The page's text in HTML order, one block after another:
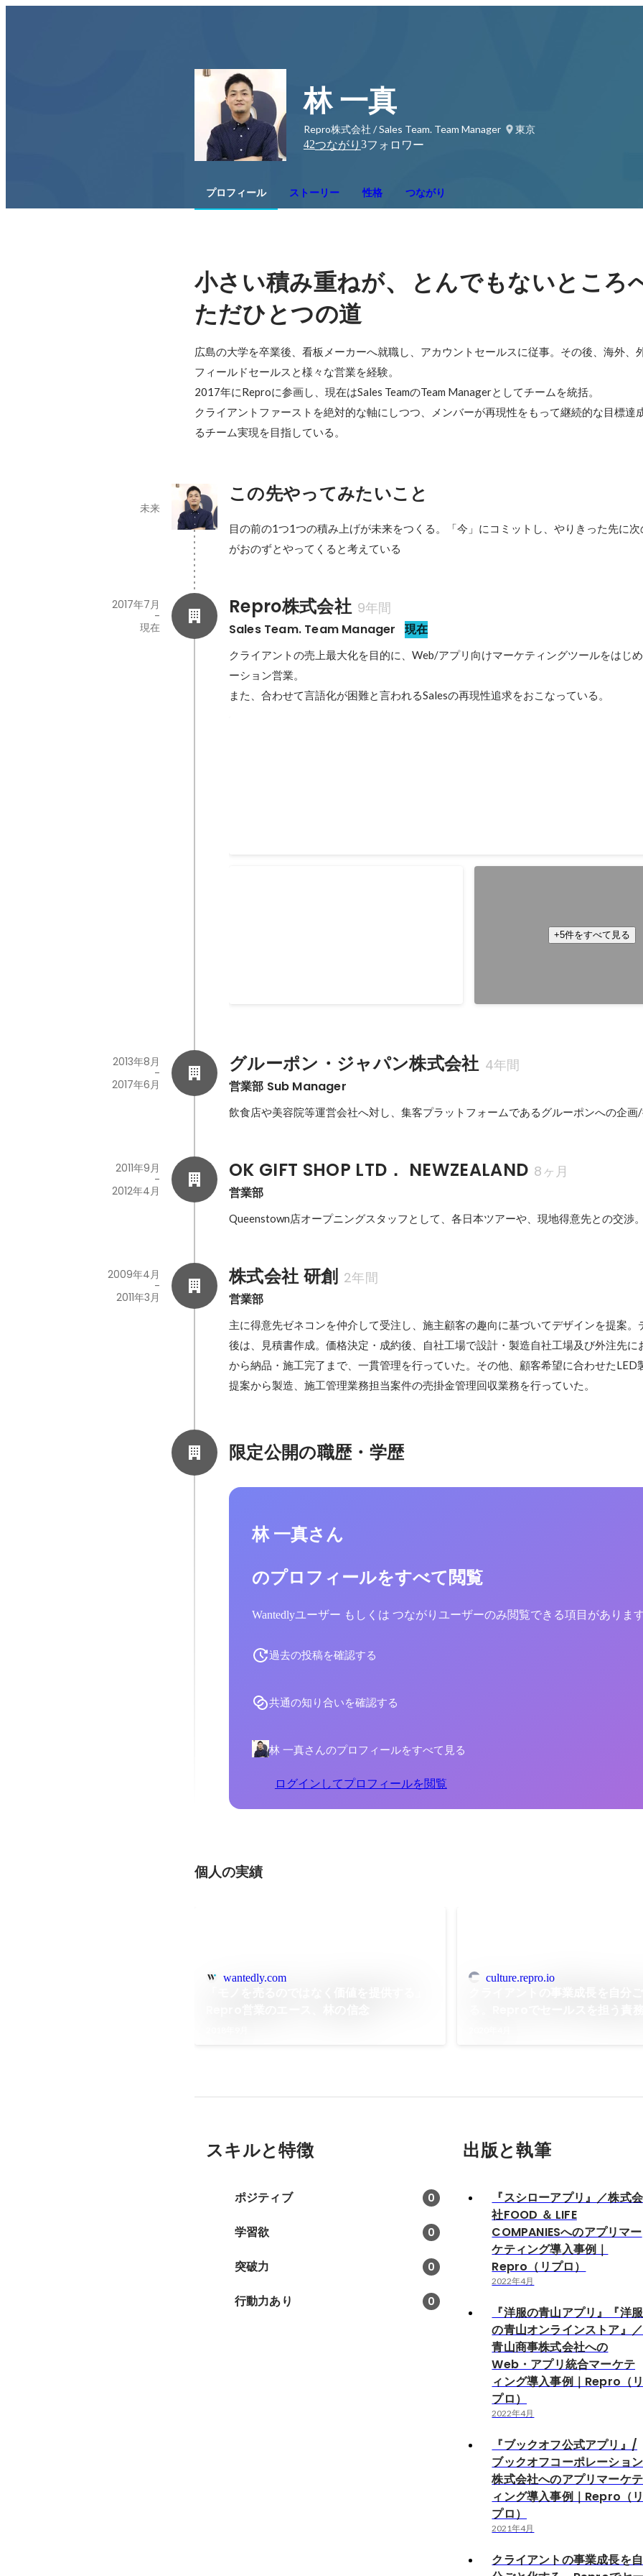
林 一真
Repro株式会社 / Sales Team. Team Manager
東京
42つながり 3フォロワー
プロフィール ストーリー 性格 つながり
小さい積み重ねが、
とんでもないところ
ただひとつの道
広島の大学を卒業後、看板メーカーへ就職し、アカウントセールスに従事。その後、海外、
フィールドセールスと様々な営業を経験。
2017年にReproに参画し、現在はSales TeamのTeam Managerとしてチームを統括。
クライアントファーストを絶対的な軸にしつつ、メンバーが再現性をもって継続的な目標達
るチーム実現を目指している。
この先やってみたいこと
未来
目の前の1つ1つの積み上げが未来をつくる。「今」にコミットし、やりきった先に
がおのずとやってくると考えている
Repro株式会社 9年間
Sales Team. Team Manager 現在
2017年7月
-
現在
クライアントの売上最大化を目的に、Web/アプリ向けマーケティングツールをはじ
ーション営業。
また、合わせて言語化が困難と言われるSalesの再現性追求をおこなっている。
させ続ける秘訣をテーマに、あす
+5件をすべて見る
グルーポン・ジャパン株式会社 4年間
営業部 Sub Manager
2013年8月
-
2017年6月
飲食店や美容院等運営会社へ対し、集客プラットフォームであるグルーポンへの企画
OK GIFT SHOP LTD． NEWZEALAND 8ヶ月
営業部
2011年9月
-
2012年4月
Queenstown店オープニングスタッフとして、各日本ツアーや、現地得意先との交渉
株式会社 研創 2年間
営業部
2009年4月
-
2011年3月
主に得意先ゼネコンを仲介して受注し、施主顧客の趣向に基づいてデザインを提案。
後は、見積書作成。価格決定・成約後、自社工場で設計・製造自社工場及び外注先に
から納品・施工完了まで、一貫管理を行っていた。その他、顧客希望に合わせたLED
提案から製造、施工管理業務担当案件の売掛金管理回収業務を行っていた。
限定公開の職歴・学歴
林 一真さん
のプロフィールをすべて閲覧
Wantedlyユーザー もしくは つながりユーザーのみ閲覧できる項目がありま
過去の投稿を確認する
共通の知り合いを確認する
林 一真さんのプロフィールをすべて見る
ログインしてプロフィールを閲覧
個人の実績
wantedly.com culture.repro.io
スキルと特徴
ポジティブ 0
学習欲 0
突破力 0
行動力あり 0
出版と執筆
『スシローアプリ』／株式会
社FOOD ＆ LIFE
COMPANIESへのアプリマー
ケティング導入事例｜
Repro（リプロ）
2022年4月
『洋服の青山アプリ』『洋服
の青山オンラインストア』／
青山商事株式会社への
Web・アプリ統合マーケテ
ィング導入事例｜Repro（
プロ）
2022年4月
『ブックオフ公式アプリ』/
ブックオフコーポレーション
株式会社へのアプリマーケテ
ィング導入事例｜Repro（
プロ）
2021年4月
クライアントの事業成長を自